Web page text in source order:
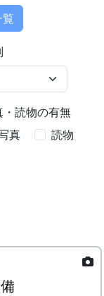
・読物の有無
真
読物